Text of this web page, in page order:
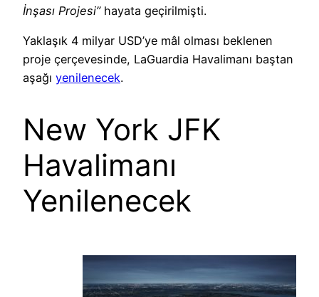
İnşası Projesi”hayata geçirilmişti.
Yaklaşık 4 milyar USD’ye mâl olması beklenen
proje çerçevesinde, LaGuardia Havalimanı baştan
aşağı yenilenecek.
New York JFK
Havalimanı
Yenilenecek